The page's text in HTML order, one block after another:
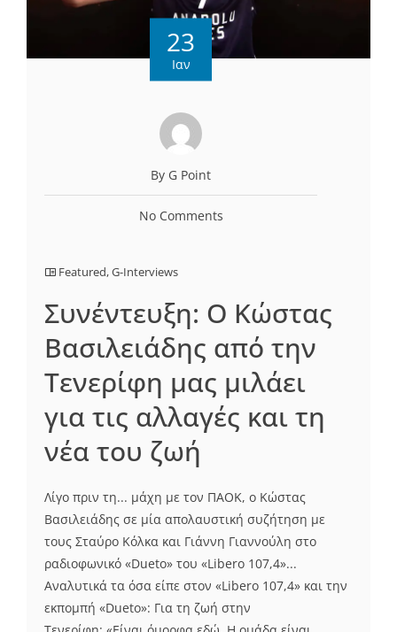
23
Ιαν
By G Point
No Comments
Featured,G-Interviews
Συνέντευξη: Ο Κώστας
Βασιλειάδης από την
Τενερίφη μας μιλάει
για τις αλλαγές και τη
νέα του ζωή
Λίγο πριν τη... μάχη με τον ΠΑΟΚ, ο Κώστας
Βασιλειάδης σε μία απολαυστική συζήτηση με
τους Σταύρο Κόλκα και Γιάννη Γιαννούλη στο
ραδιοφωνικό «Dueto» του «Libero 107,4»...
Αναλυτικά τα όσα είπε στον «Libero 107,4» και την
εκπομπή «Dueto»: Για τη ζωή στην